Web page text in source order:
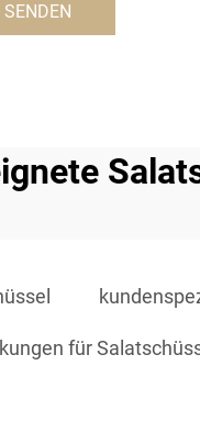
SENDEN
für